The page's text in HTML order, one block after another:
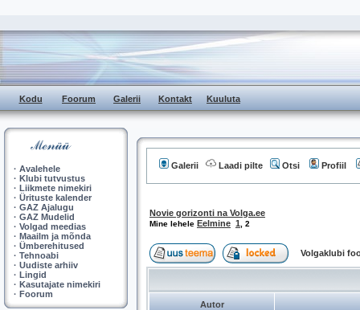
Kodu Foorum Galerii Kontakt Kuuluta
· Avalehele
· Klubi tutvustus
· Liikmete nimekiri
· Ürituste kalender
· GAZ Ajalugu
· GAZ Mudelid
· Volgad meedias
· Maailm ja mõnda
· Ümberehitused
· Tehnoabi
· Uudiste arhiiv
· Lingid
· Kasutajate nimekiri
· Foorum
Galerii Laadi pilte Otsi Profiil
Novie gorizonti na Volga.ee
Mine lehele Eelmine 1 2
Volgaklubi
Autor